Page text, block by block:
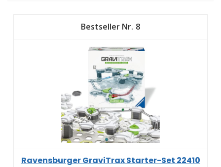
8
Ravensburger GraviTrax Starter-Set 22410